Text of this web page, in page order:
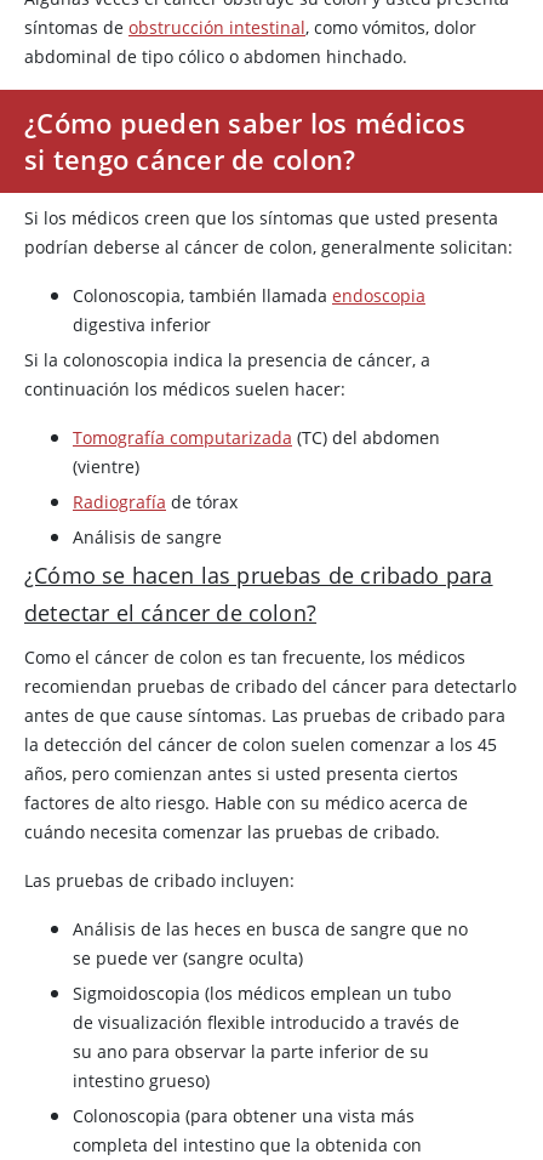
síntomas de obstrucción intestinal, como vómitos, dolor
abdominal de tipo cólico o abdomen hinchado.
¿Cómo pueden saber los médicos
si tengo cáncer de colon?
Si los médicos creen que los síntomas que usted presenta
podrían deberse al cáncer de colon, generalmente solicitan:
Colonoscopia, también llamada endoscopia
digestiva inferior
Si la colonoscopia indica la presencia de cáncer, a
continuación los médicos suelen hacer:
Tomografía computarizada (TC) del abdomen
(vientre)
Radiografía de tórax
Análisis de sangre
¿Cómo se hacen las pruebas de cribado para
detectar el cáncer de colon?
Como el cáncer de colon es tan frecuente, los médicos
recomiendan pruebas de cribado del cáncer para detectarlo
antes de que cause síntomas. Las pruebas de cribado para
la detección del cáncer de colon suelen comenzar a los 45
años, pero comienzan antes si usted presenta ciertos
factores de alto riesgo. Hable con su médico acerca de
cuándo necesita comenzar las pruebas de cribado.
Las pruebas de cribado incluyen:
Análisis de las heces en busca de sangre que no
se puede ver (sangre oculta)
Sigmoidoscopia (los médicos emplean un tubo
de visualización flexible introducido a través de
su ano para observar la parte inferior de su
intestino grueso)
Colonoscopia (para obtener una vista más
completa del intestino que la obtenida con